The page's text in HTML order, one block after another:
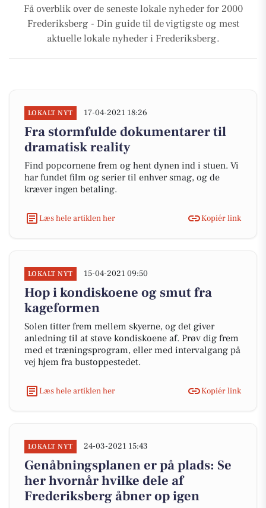
Få overblik over de seneste lokale nyheder for 2000
Frederiksberg - Din guide til de vigtigste og mest
aktuelle lokale nyheder i Frederiksberg.
LOKALT NYT 17-04-2021 18:26
Fra stormfulde dokumentarer til
dramatisk reality
Find popcornene frem og hent dynen ind i stuen. Vi
har fundet film og serier til enhver smag, og de
kræver ingen betaling.
Læs hele artiklen her Kopiér link
LOKALT NYT 15-04-2021 09:50
Hop i kondiskoene og smut fra
kageformen
Solen titter frem mellem skyerne, og det giver
anledning til at støve kondiskoene af. Prøv dig frem
med et træningsprogram, eller med intervalgang på
vej hjem fra bustoppestedet.
Læs hele artiklen her Kopiér link
LOKALT NYT 24-03-2021 15:43
Genåbningsplanen er på plads: Se
her hvornår hvilke dele af
Frederiksberg åbner op igen